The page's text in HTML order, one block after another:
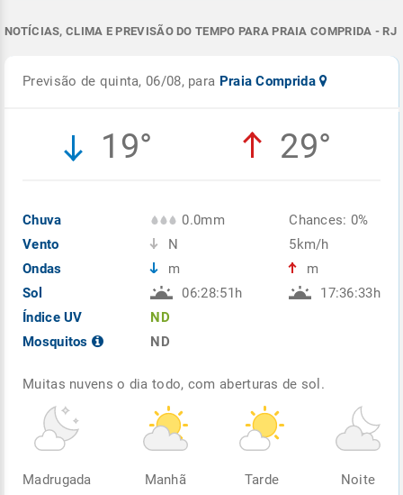
NOTÍCIAS, CLIMA E PREVISÃO DO TEMPO PARA PRAIA COMPRIDA - RJ
Previsão de quinta, 06/08, para Praia Comprida
19° 29°
Chuva
Vento
Ondas
Sol
Índice UV
Mosquitos
0.0mm
N
m
06:28:51h
ND
ND
Chances: 0%
5km/h
m
17:36:33h
Muitas nuvens o dia todo, com aberturas de sol.
Madrugada Manhã Tarde Noite